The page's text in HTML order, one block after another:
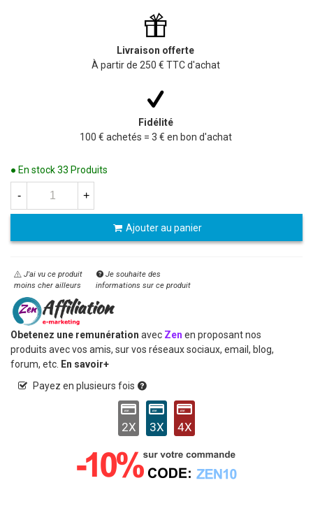
Livraison offerte
À partir de 250 € TTC d'achat
Fidélité
100 € achetés = 3 € en bon d'achat
● En stock33 Produits
- +
Ajouter au panier
J'ai vu ce produit
moins cher ailleurs
Je souhaite des
informations sur ce produit
Obetenez une remunération avec Zen en proposant nos
produits avec vos amis, sur vos réseaux sociaux, email, blog,
forum, etc. En savoir+
Payez en plusieurs fois
2X 3X 4X